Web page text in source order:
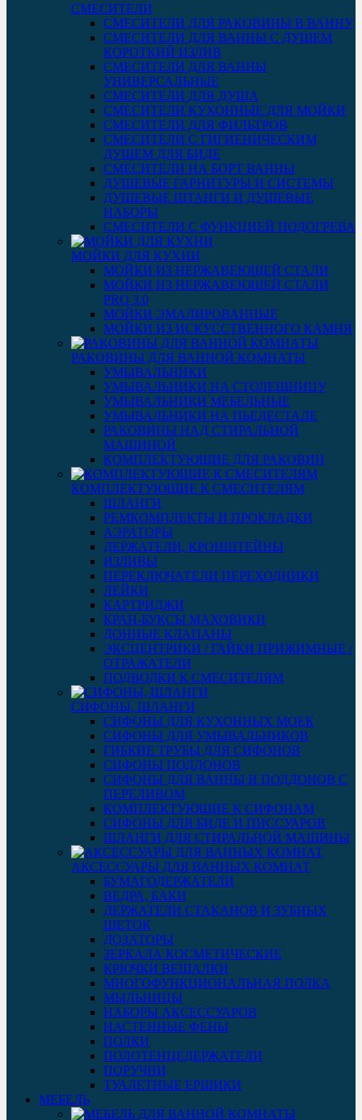
СМЕСИТЕЛИ
СМЕСИТЕЛИ ДЛЯ РАКОВИНЫ В ВАННУ
СМЕСИТЕЛИ ДЛЯ ВАННЫ С ДУШЕМ
КОРОТКИЙ ИЗЛИВ
СМЕСИТЕЛИ ДЛЯ ВАННЫ
УНИВЕРСАЛЬНЫЕ
СМЕСИТЕЛИ ДЛЯ ДУША
СМЕСИТЕЛИ КУХОННЫЕ ДЛЯ МОЙКИ
СМЕСИТЕЛИ ДЛЯ ФИЛЬТРОВ
СМЕСИТЕЛИ С ГИГИЕНИЧЕСКИМ
ДУШЕМ ДЛЯ БИДЕ
СМЕСИТЕЛИ НА БОРТ ВАННЫ
ДУШЕВЫЕ ГАРНИТУРЫ И СИСТЕМЫ
ДУШЕВЫЕ ШТАНГИ И ДУШЕВЫЕ
НАБОРЫ
СМЕСИТЕЛИ С ФУНКЦИЕЙ ПОДОГРЕВА
МОЙКИ ДЛЯ КУХНИ
МОЙКИ ИЗ НЕРЖАВЕЮЩЕЙ СТАЛИ
МОЙКИ ИЗ НЕРЖАВЕЮЩЕЙ СТАЛИ
PRO 3.0
МОЙКИ ЭМАЛИРОВАННЫЕ
МОЙКИ ИЗ ИСКУССТВЕННОГО КАМНЯ
РАКОВИНЫ ДЛЯ ВАННОЙ КОМНАТЫ
УМЫВАЛЬНИКИ
УМЫВАЛЬНИКИ НА СТОЛЕШНИЦУ
УМЫВАЛЬНИКИ МЕБЕЛЬНЫЕ
УМЫВАЛЬНИКИ НА ПЬЕДЕСТАЛЕ
РАКОВИНЫ НАД СТИРАЛЬНОЙ
МАШИНОЙ
КОМПЛЕКТУЮЩИЕ ДЛЯ РАКОВИН
КОМПЛЕКТУЮЩИЕ К СМЕСИТЕЛЯМ
ШЛАНГИ
РЕМКОМПЛЕКТЫ И ПРОКЛАДКИ
АЭРАТОРЫ
ДЕРЖАТЕЛИ, КРОНШТЕЙНЫ
ИЗЛИВЫ
ПЕРЕКЛЮЧАТЕЛИ ПЕРЕХОДНИКИ
ЛЕЙКИ
КАРТРИДЖИ
КРАН-БУКСЫ МАХОВИКИ
ДОННЫЕ КЛАПАНЫ
ЭКСЦЕНТРИКИ / ГАЙКИ ПРИЖИМНЫЕ /
ОТРАЖАТЕЛИ
ПОДВОДКИ К СМЕСИТЕЛЯМ
СИФОНЫ, ШЛАНГИ
СИФОНЫ ДЛЯ КУХОННЫХ МОЕК
СИФОНЫ ДЛЯ УМЫВАЛЬНИКОВ
ГИБКИЕ ТРУБЫ ДЛЯ СИФОНОВ
СИФОНЫ ПОДДОНОВ
СИФОНЫ ДЛЯ ВАННЫ И ПОДДОНОВ С
ПЕРЕЛИВОМ
КОМПЛЕКТУЮЩИЕ К СИФОНАМ
СИФОНЫ ДЛЯ БИДЕ И ПИССУАРОВ
ШЛАНГИ ДЛЯ СТИРАЛЬНОЙ МАШИНЫ
АКСЕССУАРЫ ДЛЯ ВАННЫХ КОМНАТ
БУМАГОДЕРЖАТЕЛИ
ВЕДРА, БАКИ
ДЕРЖАТЕЛИ СТАКАНОВ И ЗУБНЫХ
ЩЕТОК
ДОЗАТОРЫ
ЗЕРКАЛА КОСМЕТИЧЕСКИЕ
КРЮЧКИ ВЕШАЛКИ
МНОГОФУНКЦИОНАЛЬНАЯ ПОЛКА
МЫЛЬНИЦЫ
НАБОРЫ АКСЕССУАРОВ
НАСТЕННЫЕ ФЕНЫ
ПОЛКИ
ПОЛОТЕНЦЕДЕРЖАТЕЛИ
ПОРУЧНИ
ТУАЛЕТНЫЕ ЕРШИКИ
МЕБЕЛЬ